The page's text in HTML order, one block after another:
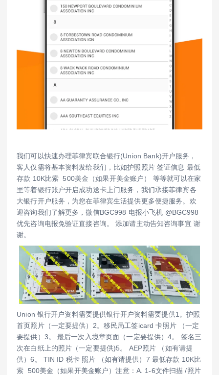
我们可以快速办理菲律宾联合银行(Union Bank)开户服务，
客人仅需将基本资料发给我们，比如护照照片 签证信息 最低
存款 10K比索 500美金（如果开美金账户） 等等就可以在家
里等着银行账户开启成功送卡上门服务，我们承接菲律宾各
大银行开户服务，为您在菲律宾生活提供更多便捷服务。欢
迎咨询我们了解更多，微信BGC998 电报小飞机 @BGC998
优先咨询电报免验证直接咨询。 添加请主动告知咨询事宜 谢
谢。
Union 银行开户资料需要提供银行开户资料需要提供1。护照
首页照片（一定要提供）2。移民局工签icard 卡照片 （一定
要提供）3。 最后一次入境章页面（一定要提供）4。 签名三
次在白纸上的照片（一定要提供)5。 AEP照片 （如有请提
供）6。 TIN ID 税卡 照片 （如有请提供）7 最低存款 10K比
索 500美金（如果开美金账户）注意：A. 1-6文件扫描 /照片